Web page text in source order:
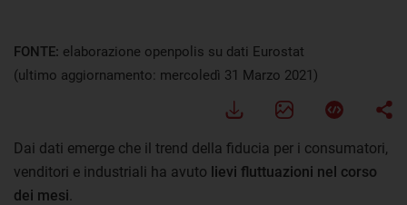
FONTE: elaborazione openpolis su dati Eurostat
(ultimo aggiornamento: mercoledì 31 Marzo 2021)
Dai dati emerge che il trend della fiducia per i consumatori,
venditori e industriali ha avuto lievi fluttuazioni nel corso
dei mesi